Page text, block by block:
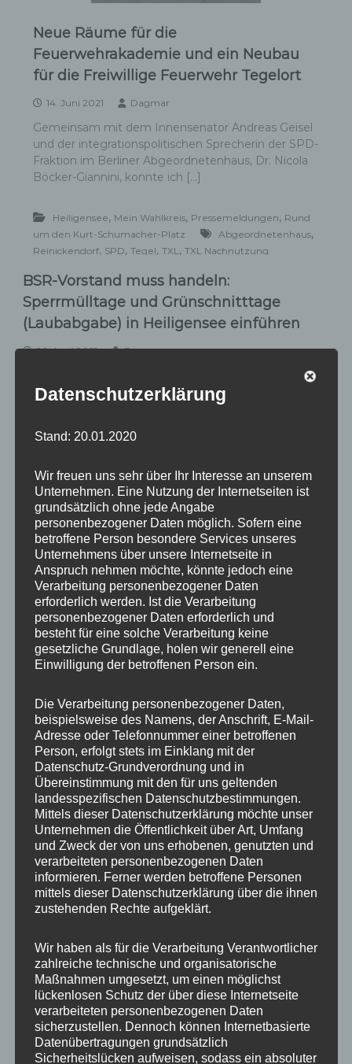
Neue Räume für die
Feuerwehrakademie und ein Neubau
für die Freiwillige Feuerwehr Tegelort
14. Juni 2021 Dagmar
Gemeinsam mit dem Innensenator Andreas Geisel
und der integrationspolitischen Sprecherin der SPD-
Fraktion im Berliner Abgeordnetenhaus, Dr. Nicola
Böcker-Giannini, konnte ich […]
Heiligensee, Mein Wahlkreis, Pressemeldungen, Rund
um den Kurt-Schumacher-Platz
Abgeordnetenhaus,
Reinickendorf, SPD, Tegel, TXL, TXL Nachnutzung
BSR-Vorstand muss handeln:
Sperrmülltage und Grünschnitttage
(Laubabgabe) in Heiligensee einführen
26. April 2021 Dagmar
„Der BSR-Recyclinghof in Heiligensee ist viel gefragt,
seit einem Jahr sogar mehr denn je, da die Bürgerinnen
Kleinflugzeuge im Berliner Luftraum
31. März 2021 Dagmar
„Endlich ist der Flughafen Tegel geschlossen – aber
Lärm gibt es immer noch: Jetzt wird er durch
Kleinflugzeuge verursacht. Bei […]
Heiligensee, Pressemeldungen ,Reinickendorf
schließen
Der BerlKönig BC Heiligensee –
Ausdehnung des Angebots
5. Oktober 2020 Dagmar
„Wie mir die BVG mitgeteilt hat, ist das Angebot des
BerlKönigs BC Heiligensee erweitert worden: Seit
September kann bei der […]
, Pressemeldungen
Fraktion
Schullandheim Walter May in Heiligensee
7. September 2020 Dagmar
Datenschutzerklärung
Stand: 20.01.2020
Wir freuen uns sehr über Ihr Interesse an unserem
Unternehmen. Eine Nutzung der Internetseiten ist
grundsätzlich ohne jede Angabe
personenbezogener Daten möglich. Sofern eine
betroffene Person besondere Services unseres
Unternehmens über unsere Internetseite in
Anspruch nehmen möchte, könnte jedoch eine
Verarbeitung personenbezogener Daten
erforderlich werden. Ist die Verarbeitung
personenbezogener Daten erforderlich und
besteht für eine solche Verarbeitung keine
gesetzliche Grundlage, holen wir generell eine
Einwilligung der betroffenen Person ein.
Die Verarbeitung personenbezogener Daten,
beispielsweise des Namens, der Anschrift, E-Mail-
Adresse oder Telefonnummer einer betroffenen
Person, erfolgt stets im Einklang mit der
Datenschutz-Grundverordnung und in
Übereinstimmung mit den für uns geltenden
landesspezifischen Datenschutzbestimmungen.
Mittels dieser Datenschutzerklärung möchte unser
Unternehmen die Öffentlichkeit über Art, Umfang
und Zweck der von uns erhobenen, genutzten und
verarbeiteten personenbezogenen Daten
informieren. Ferner werden betroffene Personen
mittels dieser Datenschutzerklärung über die ihnen
zustehenden Rechte aufgeklärt.
Wir haben als für die Verarbeitung Verantwortlicher
zahlreiche technische und organisatorische
Maßnahmen umgesetzt, um einen möglichst
lückenlosen Schutz der über diese Internetseite
verarbeiteten personenbezogenen Daten
sicherzustellen. Dennoch können Internetbasierte
Datenübertragungen grundsätzlich
Sicherheitslücken aufweisen, sodass ein absoluter